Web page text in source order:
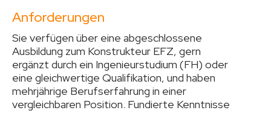
Anforderungen
Sie verfügen über eine abgeschlossene
Ausbildung zum Konstrukteur EFZ, gern
ergänzt durch ein Ingenieurstudium (FH) oder
eine gleichwertige Qualifikation, und haben
mehrjährige Berufserfahrung in einer
vergleichbaren Position. Fundierte Kenntnisse